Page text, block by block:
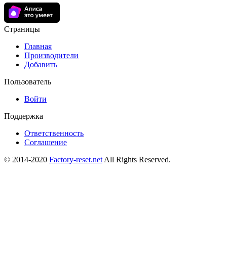
Страницы
Главная
Производители
Добавить
Пользователь
Войти
Поддержка
Ответственность
Соглашение
© 2014-2020 Factory-reset.net All Rights Reserved.